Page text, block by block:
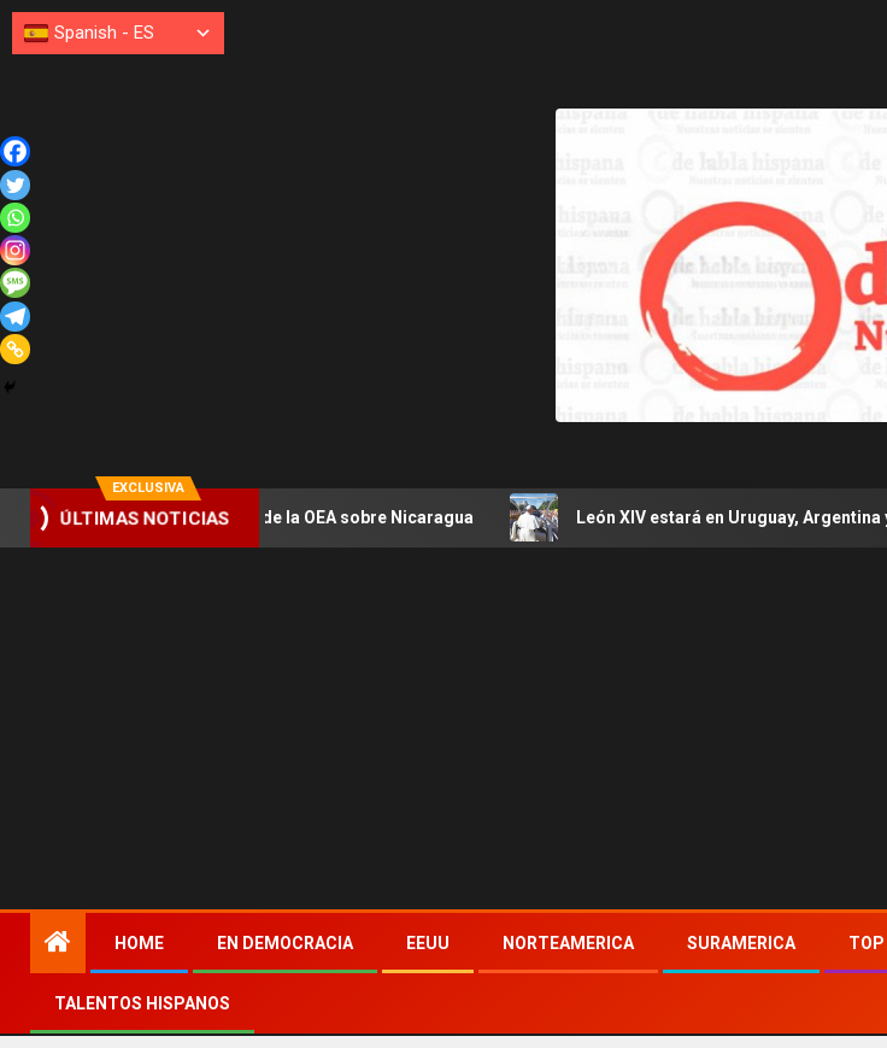
EXCLUSIVA
ÚLTIMAS NOTICIAS
en sesión de la OEA sobre Nicaragua León XIV estará en Uruguay, Argentina y Perú en
HOME EN DEMOCRACIA EEUU NORTEAMERICA SURAMERICA TOP
TALENTOS HISPANOS
Spanish - ES